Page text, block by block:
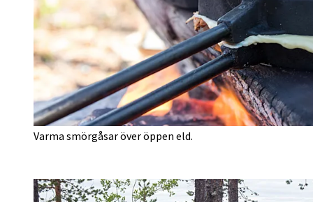
Varma smörgåsar över öppen eld.